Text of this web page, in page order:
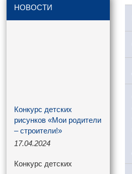
НОВОСТИ
Конкурс детских
рисунков «Мои родители
– строители!»
17.04.2024
Конкурс детских